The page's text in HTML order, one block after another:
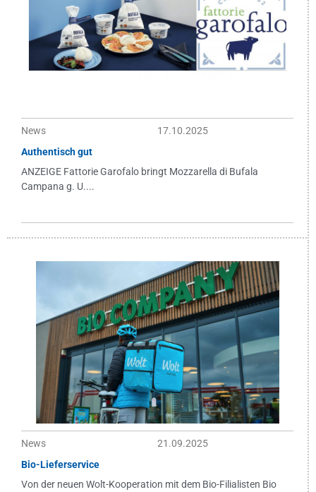
News
17.10.2025
Authentisch gut
ANZEIGE Fattorie Garofalo bringt Mozzarella di Bufala
Campana g. U....
News
21.09.2025
Bio-Lieferservice
Von der neuen Wolt-Kooperation mit dem Bio-Filialisten Bio